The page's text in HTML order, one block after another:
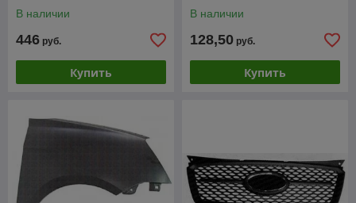
В наличии
446 руб.
Купить
В наличии
128,50 руб.
Купить